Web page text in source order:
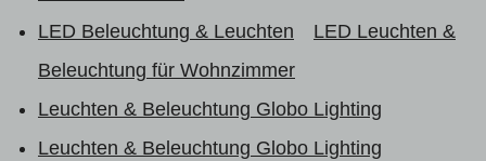
LED Beleuchtung & Leuchten
LED Leuchten &
Beleuchtung für Wohnzimmer
Leuchten & Beleuchtung Globo Lighting
Leuchten & Beleuchtung Globo Lighting